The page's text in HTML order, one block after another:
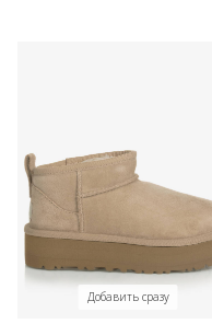
Добавить сразу